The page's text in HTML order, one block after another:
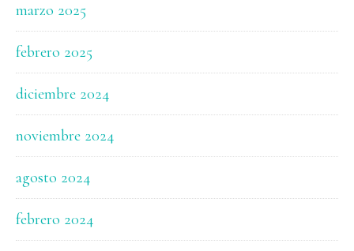
marzo 2025
febrero 2025
diciembre 2024
noviembre 2024
agosto 2024
febrero 2024